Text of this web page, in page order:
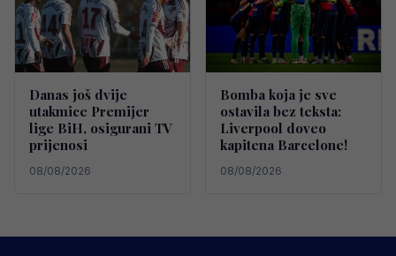
Danas još dvije
utakmice Premijer
lige BiH, osigurani TV
prijenosi
08/08/2026
Bomba koja je sve
ostavila bez teksta:
Liverpool doveo
kapitena Barcelone!
08/08/2026